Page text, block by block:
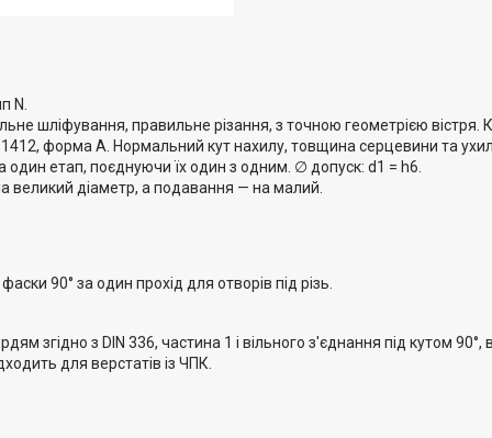
N.
шліфування, правильне різання, з точною геометрією вістря.
1412, форма A. Нормальний кут нахилу, товщина серцевини та
етап, поєднуючи їх один з одним. ∅ допуск: d1 = h6.
великий діаметр, а подавання — на малий.
90° за один прохід для отворів під різь.
згідно з DIN 336, частина 1 і вільного з'єднання під кутом 90°,
для верстатів із ЧПК.